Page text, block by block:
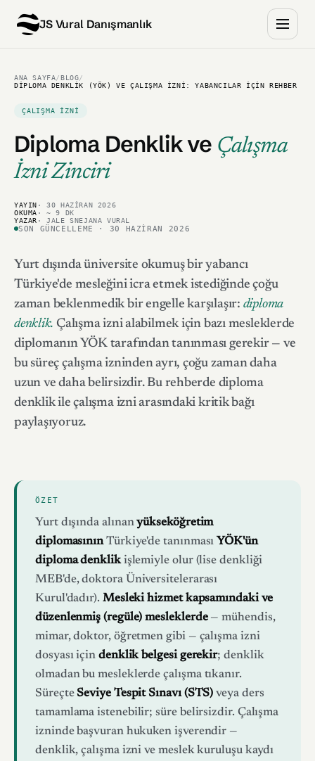
JS Vural Danışmanlık
ANA SAYFA/BLOG/
DIPLOMA DENKLIK (YÖK) VE ÇALIŞMA İZNI: YABANCILAR İÇIN REHBER
ÇALIŞMA İZNI
Diploma Denklik ve Çalışma
İzni Zinciri
YAYIN · 30 HAZIRAN 2026
OKUMA · ~ 9 DK
YAZAR · JALE SNEJANA VURAL
SON GÜNCELLEME · 30 HAZIRAN 2026
Yurt dışında üniversite okumuş bir yabancı
Türkiye'de mesleğini icra etmek istediğinde çoğu
zaman beklenmedik bir engelle karşılaşır: diploma
denklik. Çalışma izni alabilmek için bazı mesleklerde
diplomanın YÖK tarafından tanınması gerekir — ve
bu süreç çalışma izninden ayrı, çoğu zaman daha
uzun ve daha belirsizdir. Bu rehberde diploma
denklik ile çalışma izni arasındaki kritik bağı
paylaşıyoruz.
ÖZET
Yurt dışında alınanyükseköğretim
diplomasınınTürkiye'de tanınması YÖK'ün
diploma denklikişlemiyle olur (lise denkliği
MEB'de, doktora Üniversitelerarası
Kurul'dadır). Mesleki hizmet kapsamındaki ve
düzenlenmiş (regüle) mesleklerde— mühendis,
mimar, doktor, öğretmen gibi — çalışma izni
dosyası için denklik belgesi gerekir; denklik
olmadan bu mesleklerde çalışma tıkanır.
SüreçteSeviye Tespit Sınavı (STS) veya ders
tamamlama istenebilir; süre belirsizdir. Çalışma
izninde başvuran hukuken işverendir —
denklik, çalışma izni ve meslek kuruluşu kaydı